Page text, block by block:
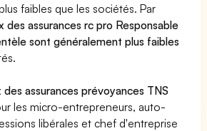
faibles que les sociétés. Par
des assurances rc pro Responsable
sont généralement plus faibles
des assurances prévoyances TNS
les micro-entrepreneurs, auto-
libérales et chef d'entreprise